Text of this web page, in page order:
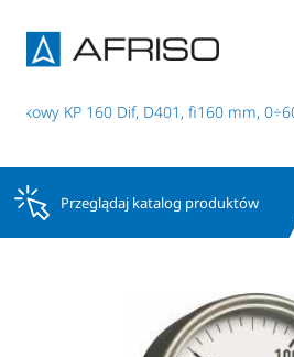
KP 160 Dif, D401, fi160 mm,
Przeglądaj katalog produktów